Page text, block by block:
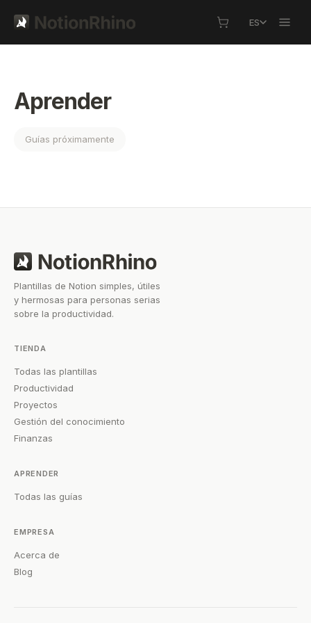
ES
Aprender
Guías próximamente
Plantillas de Notion simples, útiles
y hermosas para personas serias
sobre la productividad.
TIENDA
Todas las plantillas
Productividad
Proyectos
Gestión del conocimiento
Finanzas
APRENDER
Todas las guías
EMPRESA
Acerca de
Blog